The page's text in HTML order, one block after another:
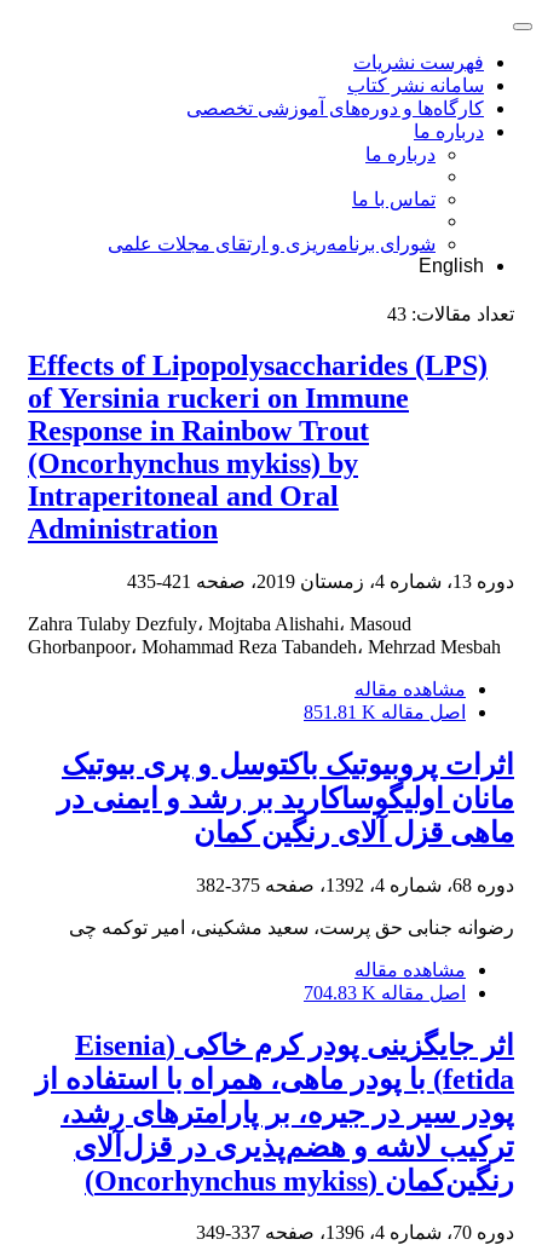
فهرست نشریات
سامانه نشر کتاب
کارگاه‌ها و دوره‌های آموزشی تخصصی
درباره ما
درباره ما
تماس با ما
شورای برنامه‌ریزی و ارتقای مجلات علمی
English
تعداد مقالات: 43
Effects of Lipopolysaccharides (LPS)
of Yersinia ruckeri on Immune
Response in Rainbow Trout
(Oncorhynchus mykiss) by
Intraperitoneal and Oral
Administration
دوره 13، شماره 4، زمستان 2019، صفحه 421-435
Zahra Tulaby Dezfuly، Mojtaba Alishahi، Masoud
Ghorbanpoor، Mohammad Reza Tabandeh، Mehrzad Mesbah
مشاهده مقاله
اصل مقاله 851.81 K
اثرات پروبیوتیک باکتوسل و پری بیوتیک
مانان اولیگوساکارید بر رشد و ایمنی در
ماهی قزل آلای رنگین کمان
دوره 68، شماره 4، 1392، صفحه 375-382
رضوانه جنابی حق پرست، سعید مشکینی، امیر توکمه چی
مشاهده مقاله
اصل مقاله 704.83 K
اثر جایگزینی پودر کرم خاکی (Eisenia
fetida) با پودر ماهی، همراه با استفاده از
پودر سیر در جیره، بر پارامترهای رشد،
ترکیب لاشه و هضم‌پذیری در قزل‌آلای
رنگین‌کمان (Oncorhynchus mykiss)
دوره 70، شماره 4، 1396، صفحه 337-349